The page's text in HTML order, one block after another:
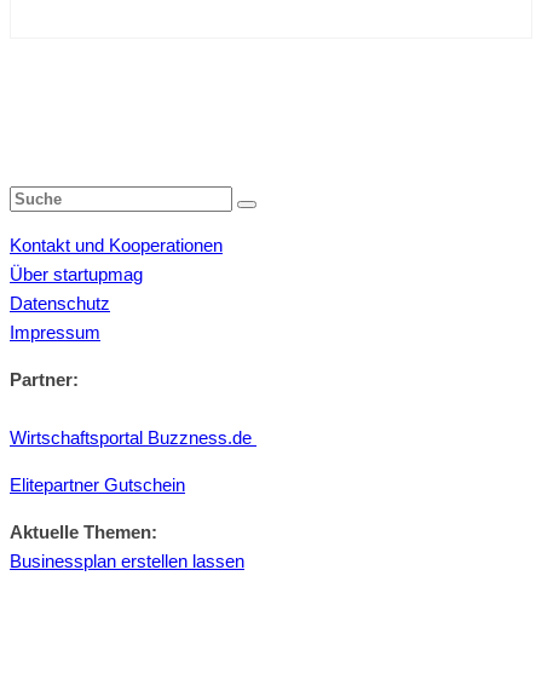
Kontakt und Kooperationen
Über startupmag
Datenschutz
Impressum
Partner:
Wirtschaftsportal Buzzness.de
Elitepartner Gutschein
Aktuelle Themen:
Businessplan erstellen lassen